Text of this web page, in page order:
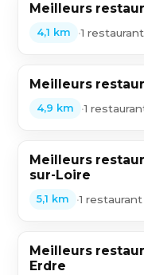
Meilleurs
4,1 km •1 restaurant
Meilleurs
4,9 km •1
Meilleurs
sur-Loire
5,1 km •1 restaurant
Meilleurs
Erdre